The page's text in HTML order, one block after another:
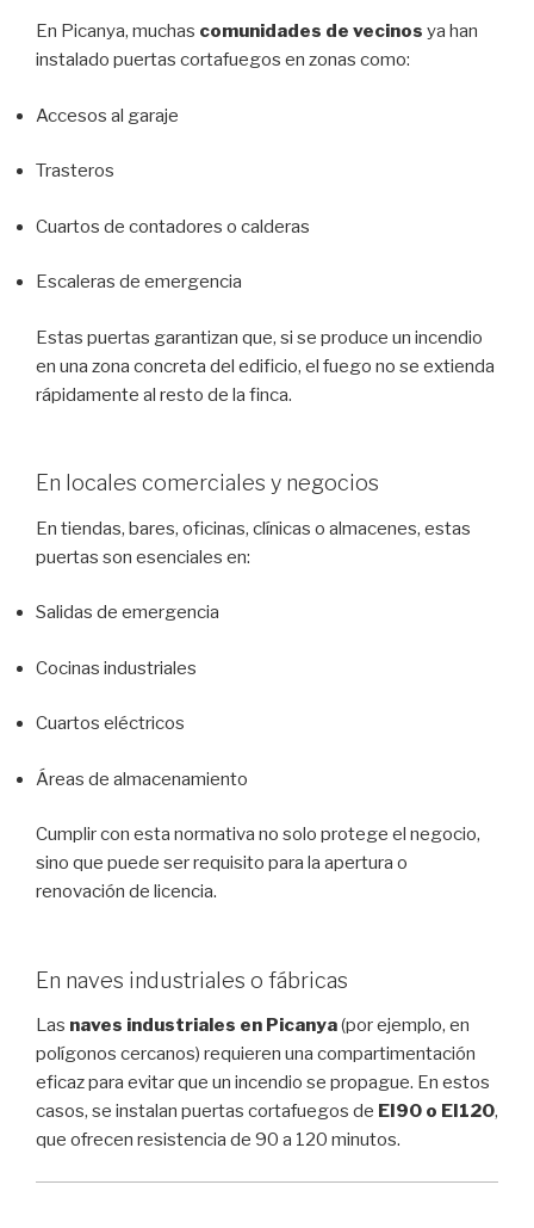
En Picanya, muchas comunidades de vecinos ya han
instalado puertas cortafuegos en zonas como:
Accesos al garaje
Trasteros
Cuartos de contadores o calderas
Escaleras de emergencia
Estas puertas garantizan que, si se produce un incendio
en una zona concreta del edificio, el fuego no se extienda
rápidamente al resto de la finca.
En locales comerciales y negocios
En tiendas, bares, oficinas, clínicas o almacenes, estas
puertas son esenciales en:
Salidas de emergencia
Cocinas industriales
Cuartos eléctricos
Áreas de almacenamiento
Cumplir con esta normativa no solo protege el negocio,
sino que puede ser requisito para la apertura o
renovación de licencia.
En naves industriales o fábricas
Las naves industriales en Picanya(por ejemplo, en
polígonos cercanos) requieren una compartimentación
eficaz para evitar que un incendio se propague. En estos
casos, se instalan puertas cortafuegos de EI90 o EI120,
que ofrecen resistencia de 90 a 120 minutos.